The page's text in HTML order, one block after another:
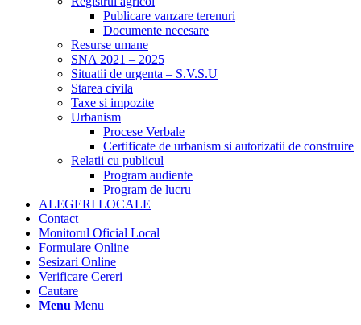
Publicare vanzare terenuri
Documente necesare
Resurse umane
SNA 2021 – 2025
Situatii de urgenta – S.V.S.U
Starea civila
Taxe si impozite
Urbanism
Procese Verbale
Certificate de urbanism si autorizatii de construire
Relatii cu publicul
Program audiente
Program de lucru
ALEGERI LOCALE
Contact
Monitorul Oficial Local
Formulare Online
Sesizari Online
Verificare Cereri
Cautare
Menu Menu